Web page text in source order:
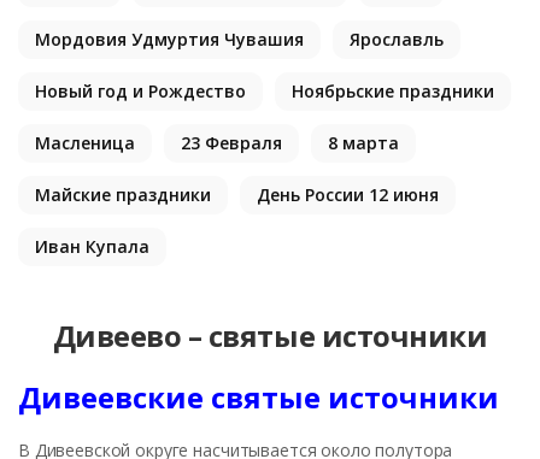
Мордовия Удмуртия Чувашия Ярославль
Новый год и Рождество Ноябрьские праздники
Масленица 23 Февраля 8 марта
Майские праздники День России 12 июня
Иван Купала
Дивеево – святые источники
Дивеевские святые источники
В Дивеевской округе насчитывается около полутора